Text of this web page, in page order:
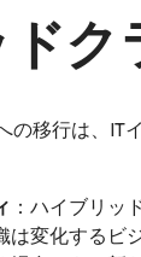
ク
の移行は、IT
：ハイブリ
は変化する